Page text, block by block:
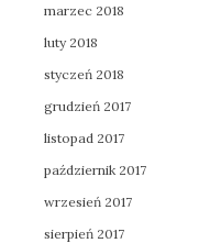
marzec 2018
luty 2018
styczeń 2018
grudzień 2017
listopad 2017
październik 2017
wrzesień 2017
sierpień 2017